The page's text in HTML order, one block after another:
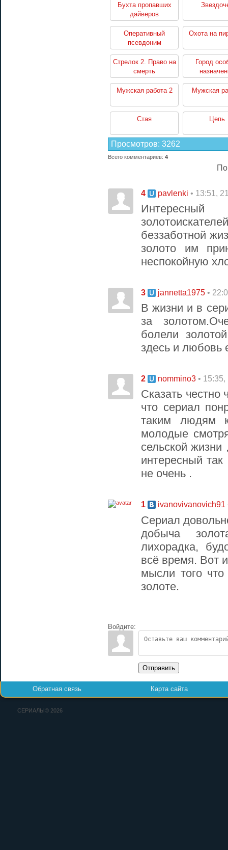
Бухта пропавших
дайверов
Оперативный
псевдоним
Охота на
Стрелок 2. Право на
смерть
Город
Мужская работа 2 Мужская
Стая Цепь
Просмотров: 3262
Всего комментариев: 4
4 pavlenki • 13:51,
беззаботной
золото им
неспокойную
3 jannetta1975 •
В жизни и в
за
болели
здесь и любовь
2 nommino3 •
Сказать честно
что сериал
таким людям
молодые
сельской жизни
интересный
не очень .
1 ivanovivanovich91
Сериал
добыча
лихорадка,
всё время. Вот
мысли того
золоте.
Войдите:
Отправить
Обратная связь Карта сайта
СЕРИАЛЫ© 2026